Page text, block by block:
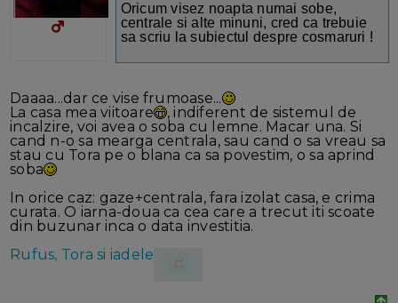
Oricum visez noapta numai sobe,
centrale si alte minuni, cred ca trebuie
sa scriu la subiectul despre cosmaruri !
Daaaa...dar ce vise frumoase...
La casa mea viitoare
, indiferent de sistemul de
incalzire, voi avea o soba cu lemne. Macar una. Si
cand n-o sa mearga centrala, sau cand o sa vreau sa
stau cu Tora pe o blana ca sa povestim, o sa aprind
soba
In orice caz: gaze+centrala, fara izolat casa, e crima
curata. O iarna-doua ca cea care a trecut iti scoate
din buzunar inca o data investitia.
Rufus, Tora si iadele